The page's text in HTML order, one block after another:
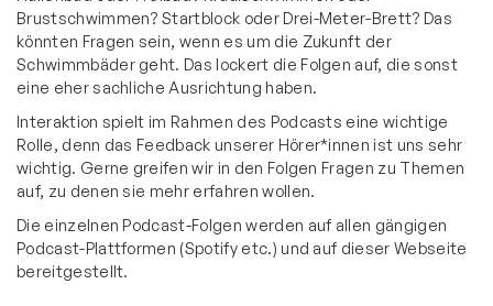
Brustschwimmen? Startblock oder Drei-Meter-Brett? Das
könnten Fragen sein, wenn es um die Zukunft der
Schwimmbäder geht. Das lockert die Folgen auf, die sonst
eine eher sachliche Ausrichtung haben.
Interaktion spielt im Rahmen des Podcasts eine wichtige
Rolle, denn das Feedback unserer Hörer*innen ist uns sehr
wichtig. Gerne greifen wir in den Folgen Fragen zu Themen
auf, zu denen sie mehr erfahren wollen.
Die einzelnen Podcast-Folgen werden auf allen gängigen
Podcast-Plattformen (Spotify etc.) und auf dieser Webseite
bereitgestellt.